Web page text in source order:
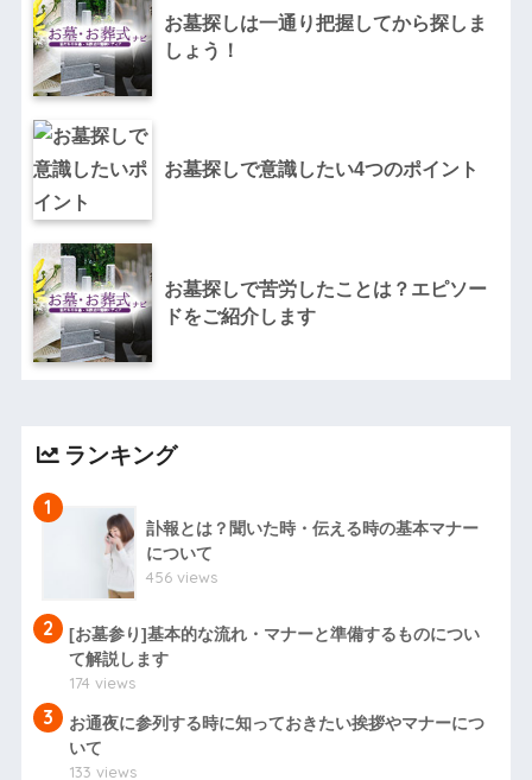
お墓探しは一通り把握してから探しま
しょう！
お墓探しで意識したい4つのポイント
お墓探しで苦労したことは？エピソー
ドをご紹介します
ランキング
1
訃報とは？聞いた時・伝える時の基本マナー
について
456 views
2
[お墓参り]基本的な流れ・マナーと準備するものについ
て解説します
174 views
3
お通夜に参列する時に知っておきたい挨拶やマナーにつ
いて
133 views